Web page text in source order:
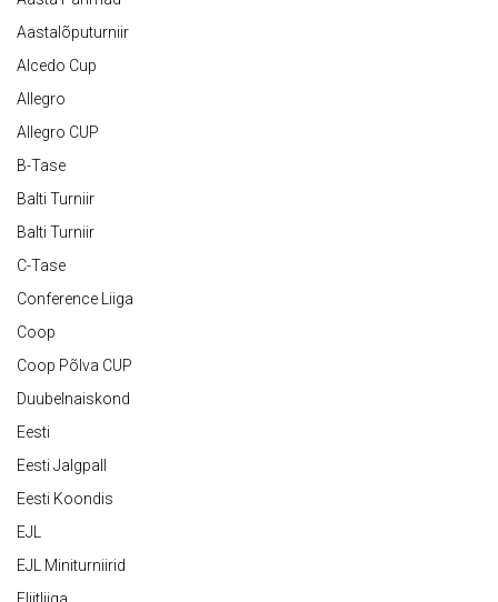
Aastalõputurniir
Alcedo Cup
Allegro
Allegro CUP
B-Tase
Balti Turniir
Balti Turniir
C-Tase
Conference Liiga
Coop
Coop Põlva CUP
Duubelnaiskond
Eesti
Eesti Jalgpall
Eesti Koondis
EJL
EJL Miniturniirid